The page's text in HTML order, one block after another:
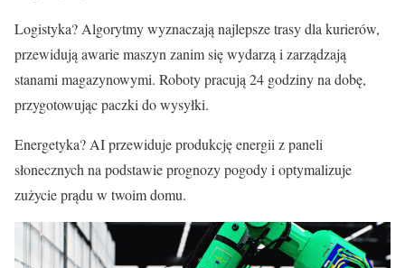
Logistyka? Algorytmy wyznaczają najlepsze trasy dla kurierów,
przewidują awarie maszyn zanim się wydarzą i zarządzają
stanami magazynowymi. Roboty pracują 24 godziny na dobę,
przygotowując paczki do wysyłki.
Energetyka? AI przewiduje produkcję energii z paneli
słonecznych na podstawie prognozy pogody i optymalizuje
zużycie prądu w twoim domu.